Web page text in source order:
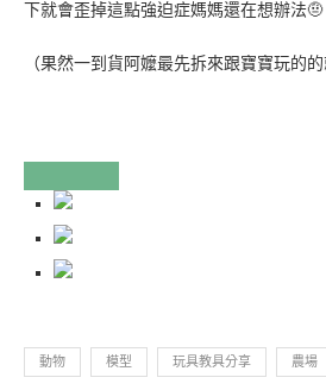
下就會歪掉這點強迫症媽媽還在想辦法🤨
（果然一到貨阿嬤最先拆來跟寶寶玩的
動物 模型 玩具教具分享 農場